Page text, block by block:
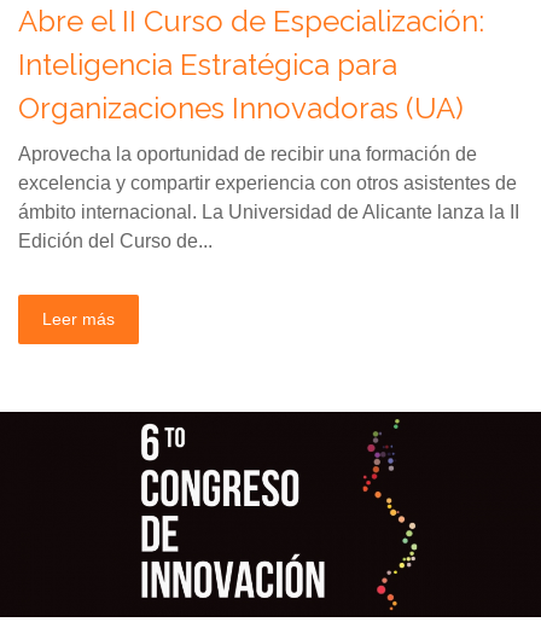
Abre el II Curso de Especialización:
Inteligencia Estratégica para
Organizaciones Innovadoras (UA)
Aprovecha la oportunidad de recibir una formación de
excelencia y compartir experiencia con otros asistentes de
ámbito internacional. La Universidad de Alicante lanza la II
Edición del Curso de...
Leer más